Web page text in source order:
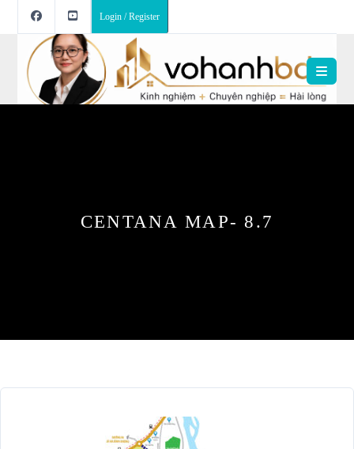
Login / Register
CENTANA MAP- 8.7